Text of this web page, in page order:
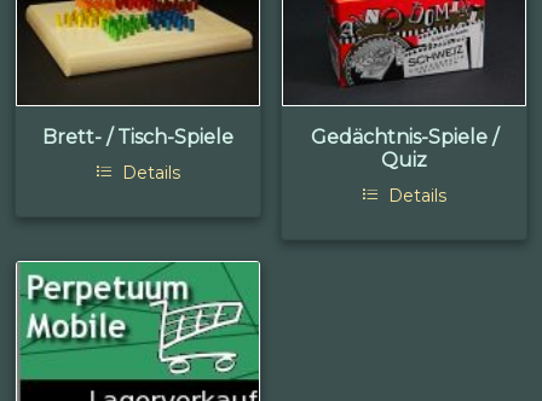
Brett- / Tisch-Spiele
Details
Gedächtnis-Spiele /
Quiz
Details